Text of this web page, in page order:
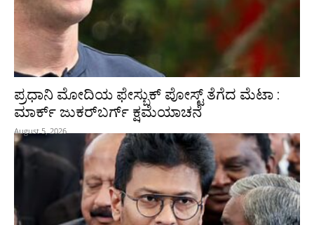
ಪ್ರಧಾನಿ ಮೋದಿಯ ಫೇಸ್ಬುಕ್‌ ಪೋಸ್ಟ್‌ ತೆಗೆದ ಮೆಟಾ :
ಮಾರ್ಕ್ ಜುಕರ್‌ಬರ್ಗ್ ಕ್ಷಮೆಯಾಚನೆ
August 5, 2026